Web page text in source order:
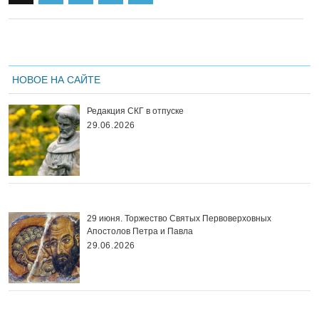
НОВОЕ НА САЙТЕ
Редакция СКГ в отпуске
29.06.2026
29 июня. Торжество Святых Первоверховных
Апостолов Петра и Павла
29.06.2026